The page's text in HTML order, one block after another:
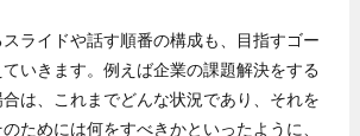
ライドや話す順番の構成も、目指すゴー
いきます。例えば企業の課題解決をする
は、これまでどんな状況であり、それを
ためには何をすべきかといったように、